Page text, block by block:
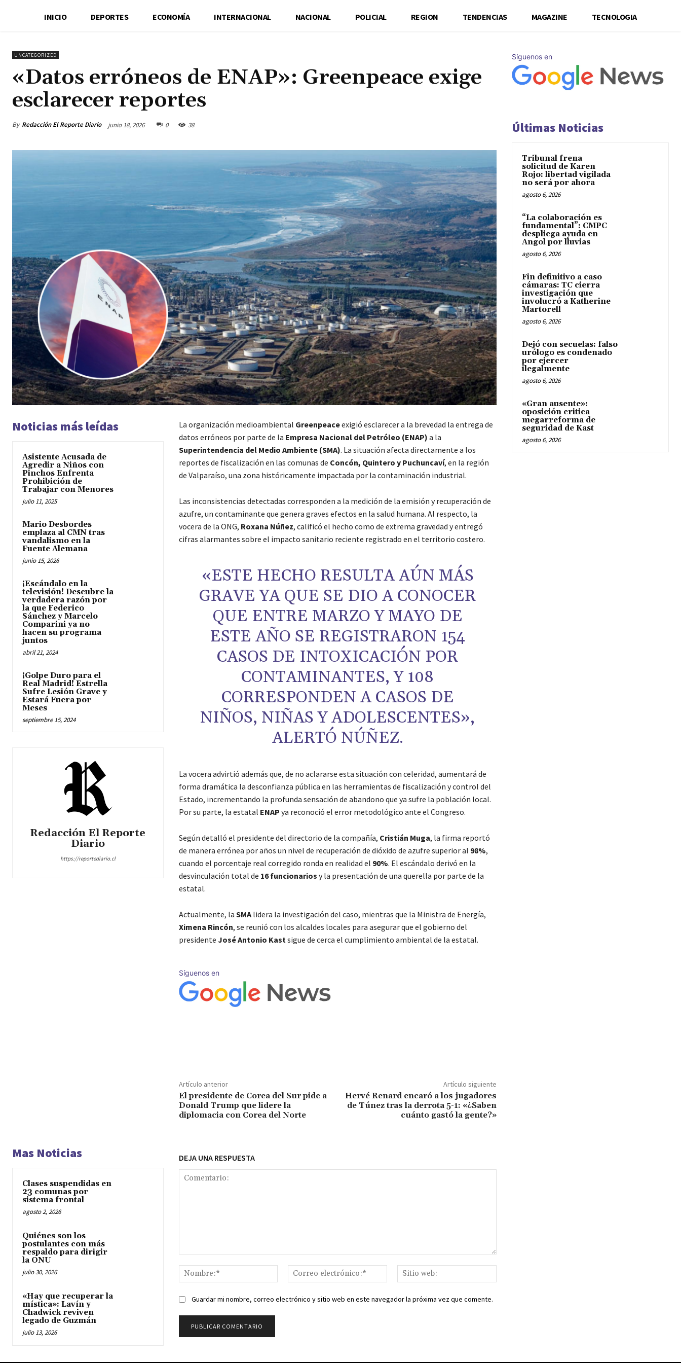
INICIO DEPORTES ECONOMÍA INTERNACIONAL NACIONAL POLICIAL REGION TENDENCIAS MAGAZINE TECNOLOGIA
UNCATEGORIZED
«Datos erróneos de ENAP»: Greenpeace exige
esclarecer reportes
By Redacción El Reporte Diario junio 18, 2026 0 38
Noticias más leídas
Asistente Acusada de
Agredir a Niños con
Pinchos Enfrenta
Prohibición de
Trabajar con Menores
julio 11, 2025
Mario Desbordes
emplaza al CMN tras
vandalismo en la
Fuente Alemana
junio 15, 2026
¡Escándalo en la
televisión! Descubre la
verdadera razón por
la que Federico
Sánchez y Marcelo
Comparini ya no
hacen su programa
juntos
abril 21, 2024
¡Golpe Duro para el
Real Madrid! Estrella
Sufre Lesión Grave y
Estará Fuera por
Meses
septiembre 15, 2024
Redacción El Reporte
Diario
https://reportediario.cl
La organización medioambiental Greenpeaceexigió esclarecer a la brevedad la entrega de
datos erróneos por parte de la Empresa Nacional del Petróleo (ENAP) a la
Superintendencia del Medio Ambiente (SMA). La situación afecta directamente a los
reportes de fiscalización en las comunas de Concón, Quintero y Puchuncaví, en la región
de Valparaíso, una zona históricamente impactada por la contaminación industrial.
Las inconsistencias detectadas corresponden a la medición de la emisión y recuperación de
azufre, un contaminante que genera graves efectos en la salud humana. Al respecto, la
vocera de la ONG, Roxana Núñez, calificó el hecho como de extrema gravedad y entregó
cifras alarmantes sobre el impacto sanitario reciente registrado en el territorio costero.
«ESTE HECHO RESULTA AÚN MÁS
GRAVE YA QUE SE DIO A CONOCER
QUE ENTRE MARZO Y MAYO DE
ESTE AÑO SE REGISTRARON 154
CASOS DE INTOXICACIÓN POR
CONTAMINANTES, Y 108
CORRESPONDEN A CASOS DE
NIÑOS, NIÑAS Y ADOLESCENTES»,
ALERTÓ NÚÑEZ.
La vocera advirtió además que, de no aclararse esta situación con celeridad, aumentará de
forma dramática la desconfianza pública en las herramientas de fiscalización y control del
Estado, incrementando la profunda sensación de abandono que ya sufre la población local.
Por su parte, la estatal ENAP ya reconoció el error metodológico ante el Congreso.
Según detalló el presidente del directorio de la compañía, Cristián Muga, la firma reportó
de manera errónea por años un nivel de recuperación de dióxido de azufre superior al 98%,
cuando el porcentaje real corregido ronda en realidad el 90%. El escándalo derivó en la
desvinculación total de 16 funcionarios y la presentación de una querella por parte de la
estatal.
Actualmente, la SMAlidera la investigación del caso, mientras que la Ministra de Energía,
Ximena Rincón, se reunió con los alcaldes locales para asegurar que el gobierno del
presidente José Antonio Kastsigue de cerca el cumplimiento ambiental de la estatal.
Síguenos en
Artículo anterior
El presidente de Corea del Sur pide a
Donald Trump que lidere la
diplomacia con Corea del Norte
Artículo siguiente
Hervé Renard encaró a los jugadores
de Túnez tras la derrota 5-1: «¿Saben
cuánto gastó la gente?»
Mas Noticias
Clases suspendidas en
23 comunas por
sistema frontal
agosto 2, 2026
Quiénes son los
postulantes con más
respaldo para dirigir
la ONU
julio 30, 2026
«Hay que recuperar la
mística»: Lavín y
Chadwick reviven
legado de Guzmán
julio 13, 2026
DEJA UNA RESPUESTA
Nombre:*
Correo
electrónico:*
web:
Guardar mi nombre, correo electrónico y sitio web en este navegador la próxima vez que comente.
Síguenos en
Últimas Noticias
Tribunal frena
solicitud de Karen
Rojo: libertad vigilada
no será por ahora
agosto 6, 2026
“La colaboración es
fundamental”: CMPC
despliega ayuda en
Angol por lluvias
agosto 6, 2026
Fin definitivo a caso
cámaras: TC cierra
investigación que
involucró a Katherine
Martorell
agosto 6, 2026
Dejó con secuelas: falso
urólogo es condenado
por ejercer
ilegalmente
agosto 6, 2026
«Gran ausente»:
oposición critica
megarreforma de
seguridad de Kast
agosto 6, 2026